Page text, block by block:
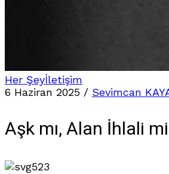
Her Şeyİletişim
6 Haziran 2025 / Sevimcan
Aşk mı, Alan İhlali
523